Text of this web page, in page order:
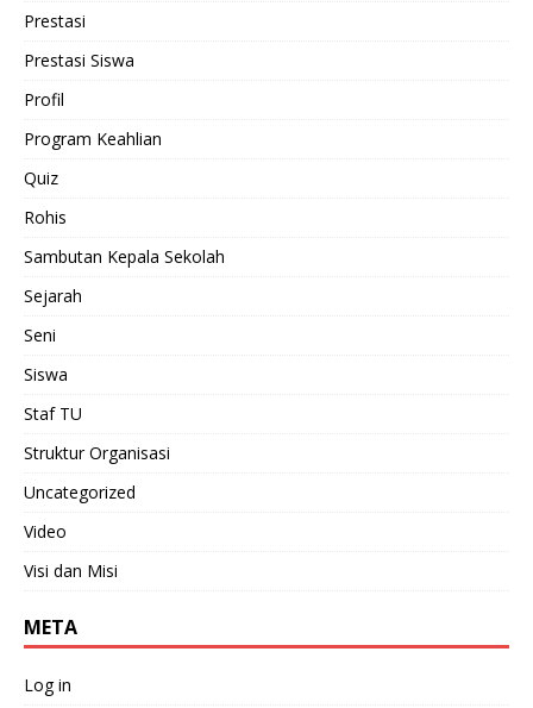
Prestasi
Prestasi Siswa
Profil
Program Keahlian
Quiz
Rohis
Sambutan Kepala Sekolah
Sejarah
Seni
Siswa
Staf TU
Struktur Organisasi
Uncategorized
Video
Visi dan Misi
META
Log in